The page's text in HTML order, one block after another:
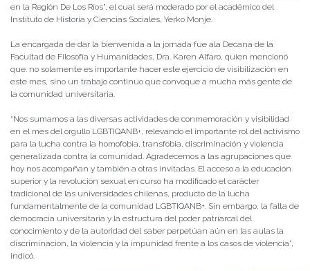
en la Región De Los Ríos”, el cual será moderado por el académico del
Instituto de Historia y Ciencias Sociales, Yerko Monje.
La encargada de dar la bienvenida a la jornada fue ala Decana de la
Facultad de Filosofía y Humanidades, Dra. Karen Alfaro, quien mencionó
que. no solamente es importante hacer este ejercicio de visibilización en
este mes, sino un trabajo continuo que convoque a mucha más gente de
la comunidad universitaria.
“Nos sumamos a las diversas actividades de conmemoración y visibilidad
en el mes del orgullo LGBTIQANB+, relevando el importante rol del activismo
para la lucha contra la homofobia, transfobia, discriminación y violencia
generalizada contra la comunidad. Agradecemos a las agrupaciones que
hoy nos acompañan y también a otras invitadas. El acceso a la educación
superior y la revolución sexual en curso ha modificado el carácter
tradicional de las universidades chilenas, producto de la lucha
fundamentalmente de la comunidad LGBTIQANB+. Sin embargo, la falta de
democracia universitaria y la estructura del poder patriarcal del
conocimiento y de la autoridad del saber perpetúan aún en las aulas la
discriminación, la violencia y la impunidad frente a los casos de violencia”,
indicó.